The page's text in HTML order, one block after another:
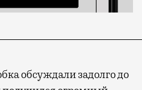
обсуждали задолго до